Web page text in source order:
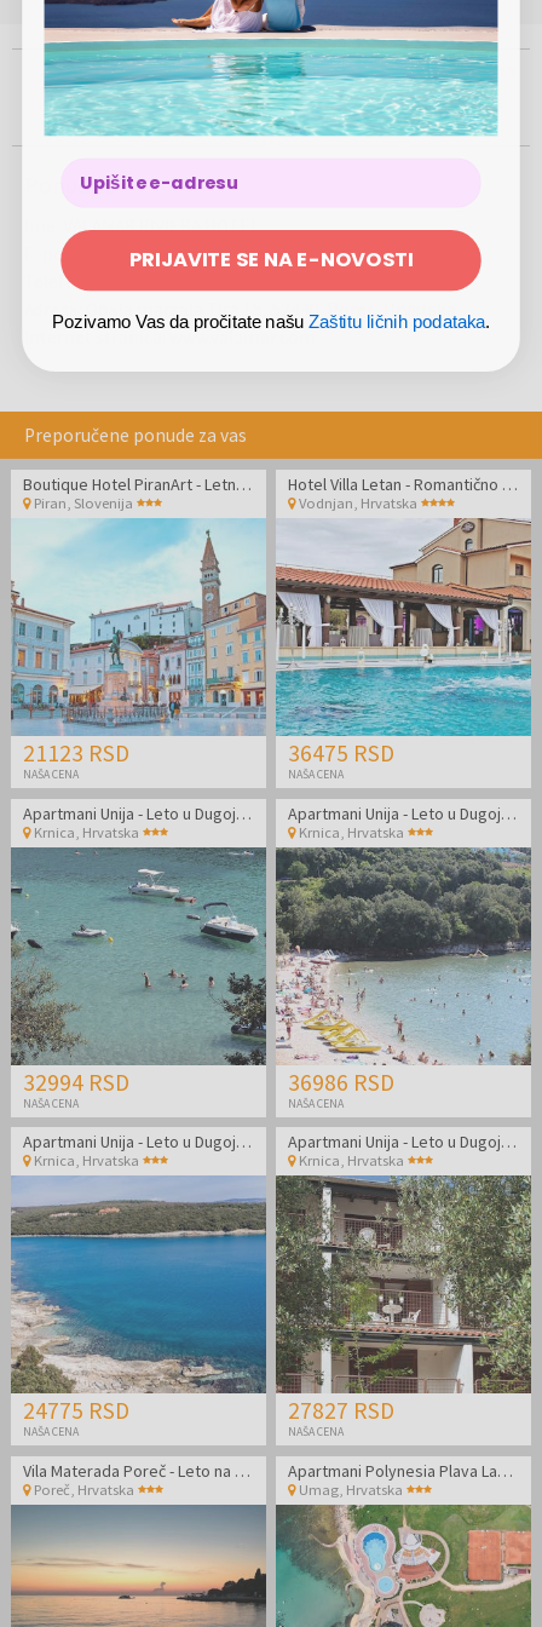
100%
SIGURNA
KUPOVINA
VIŠE OD
500.000
KORISNIKA
PRISUTNI NA
5
TRŽIŠTA
USTANOVLJEN
2012.
GODINE
Ponuđač
VALAMAR RIVIERA HOTEL
E-pošta
coupon@valamar.com
Telefon
Adresa
:Obala marsala Tita 15, 52440, Porec, Hrvatska
www.valamar.com
Preporučene ponude za vas
Boutique Hotel PiranArt - Letnji odmor u boutique hotelu u Piranu
Piran Slovenija
21123 RSD
NAŠA CENA
Hotel Villa Letan - Romantično ili porodično leto
Vodnjan Hrvatska
36475 RSD
NAŠA CENA
Apartmani Unija - Leto u Dugoj Uvali
Krnica Hrvatska
32994 RSD
NAŠA CENA
Apartmani Unija - Leto u Dugoj Uvali
Krnica Hrvatska
36986 RSD
NAŠA CENA
Apartmani Unija - Leto u Dugoj Uvali
Krnica, Hrvatska
24775 RSD
NAŠA CENA
Apartmani Unija - Leto u Dugoj Uvali
Krnica, Hrvatska
27827 RSD
NAŠA CENA
Vila Materada Poreč - Leto na izuzetnoj lokaciji
Poreč, Hrvatska
Apartmani Polynesia Plava Laguna - Kraj leta u Istri uz polupansion
Umag, Hrvatska
PRIJAVITE SE NA E-NOVOSTI
Pozivamo Vas da pročitate našuZaštitu ličnih podataka.